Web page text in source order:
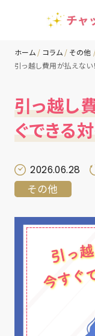
チャット
コラム
ホーム コラム
その他
引っ越し費用が払えない
引っ越し
ぐできる
2026.06.28
その他